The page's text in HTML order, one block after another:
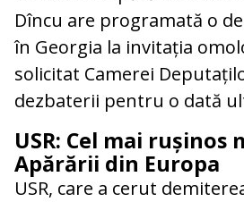
Dîncu are programată o
în Georgia la invitația
solicitat Camerei
dezbaterii pentru o dată
USR: Cel mai
Apărării din Europa
USR, care a cerut